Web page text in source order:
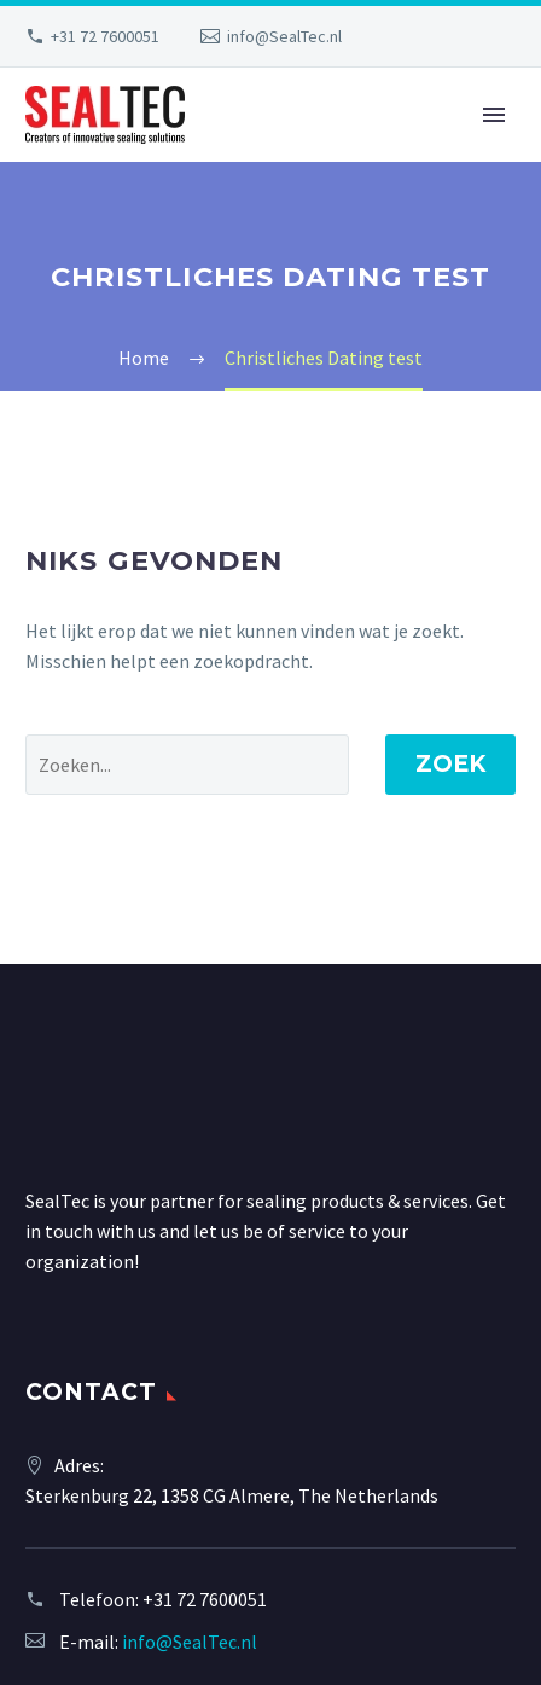
+31 72 7600051 info@SealTec.nl
CHRISTLICHES DATING TEST
Home Christliches Dating test
NIKS GEVONDEN
Het lijkt erop dat we niet kunnen vinden wat je zoekt.
Misschien helpt een zoekopdracht.
ZOEK
SealTec is your partner for sealing products & services. Get
in touch with us and let us be of service to your
organization!
CONTACT
Adres:
Sterkenburg 22, 1358 CG Almere, The Netherlands
Telefoon: +31 72 7600051
E-mail: info@SealTec.nl